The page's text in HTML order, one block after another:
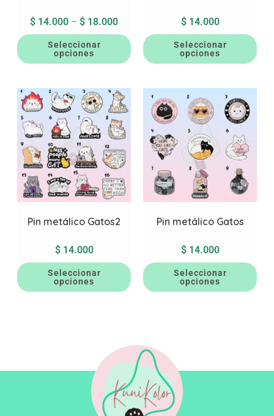
$ 14.000 – $ 18.000
Seleccionar
opciones
$14.000
Seleccionar
opciones
Pin metálico Gatos2
$14.000
Seleccionar
opciones
Pin metálico Gatos
$14.000
Seleccionar
opciones